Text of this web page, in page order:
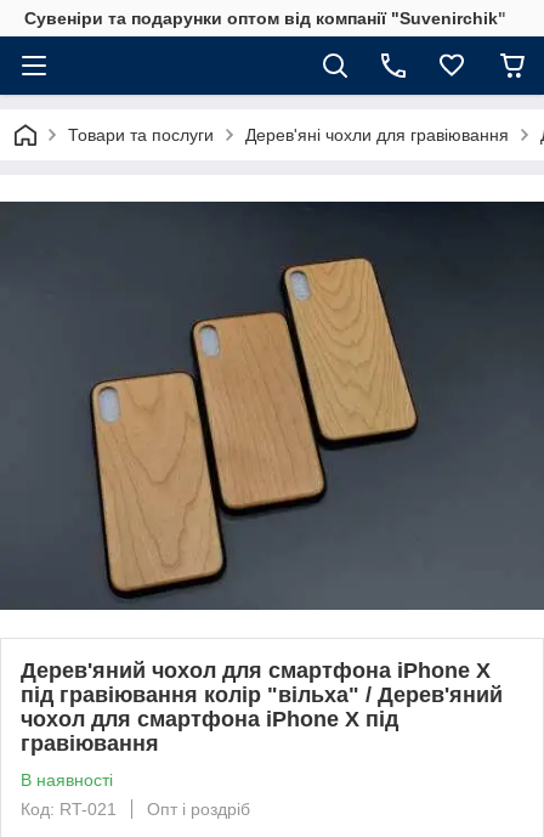
Сувеніри та подарунки оптом від компанії "Suvenirchik"
Товари та послуги Дерев'яні чохли для гравіювання
Дерев'яний чохол для смартфона iPhone X
під гравіювання колір "вільха" / Дерев'яний
чохол для смартфона iPhone X під
гравіювання
В наявності
Код: RT-021
Опт і роздріб